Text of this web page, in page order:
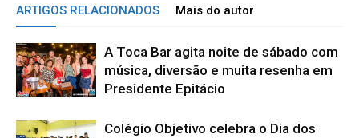
ARTIGOS RELACIONADOS Mais do autor
A Toca Bar agita noite de sábado com
música, diversão e muita resenha em
Presidente Epitácio
Colégio Objetivo celebra o Dia dos